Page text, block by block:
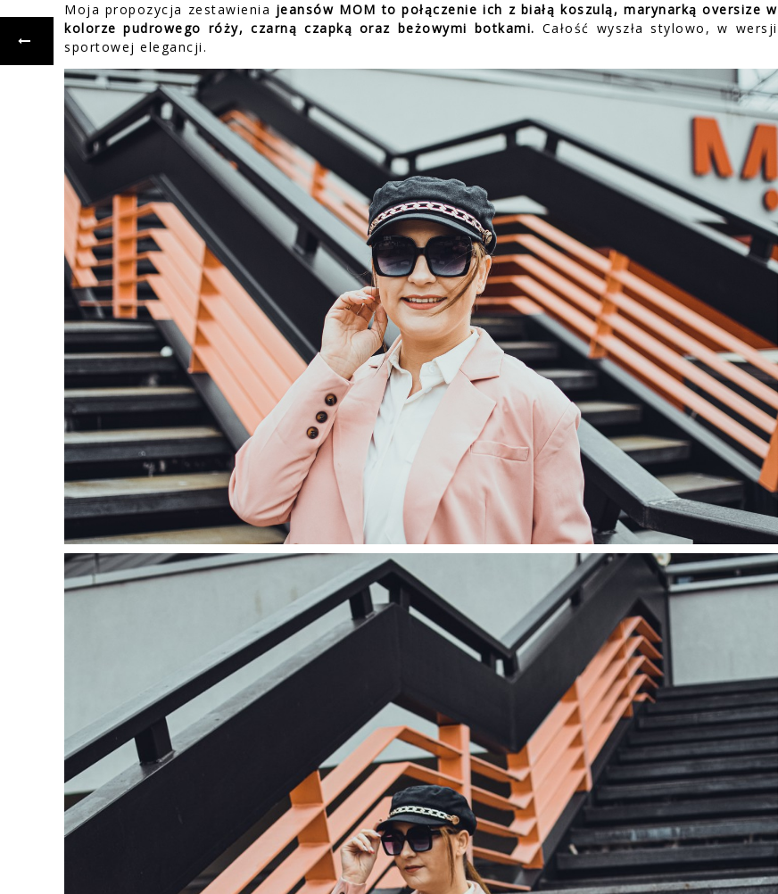
Moja propozycja zestawienia jeansów MOM to połączenie ich z białą koszulą, marynarką oversize w
kolorze pudrowego róży, czarną czapką oraz beżowymi botkami. Całość wyszła stylowo, w wersji
sportowej elegancji.